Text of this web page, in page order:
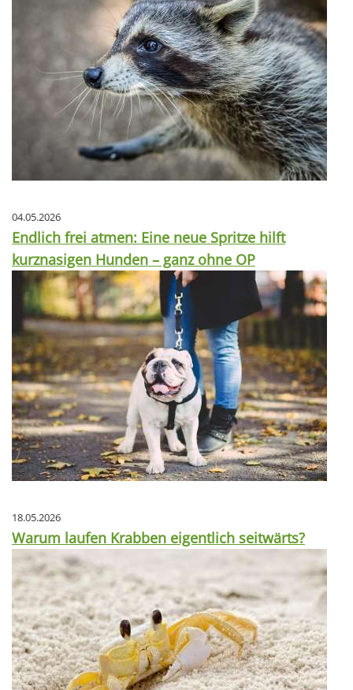
04.05.2026
Endlich frei atmen: Eine neue Spritze hilft
kurznasigen Hunden – ganz ohne OP
18.05.2026
Warum laufen Krabben eigentlich seitwärts?